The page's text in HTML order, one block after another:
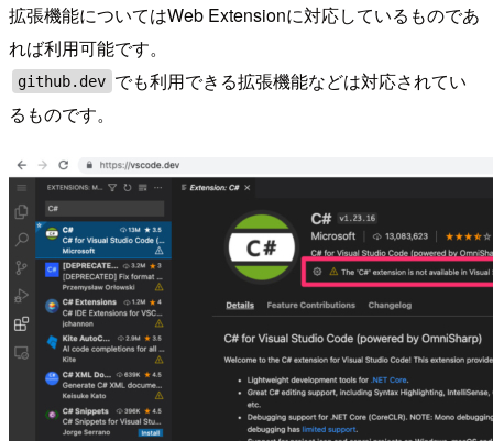
拡張機能についてはWeb Extensionに対応しているものであ
れば利用可能です。
github.dev でも利用できる拡張機能などは対応されてい
るものです。